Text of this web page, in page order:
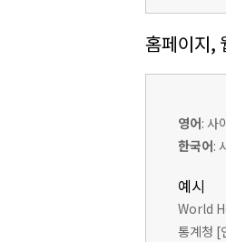
홈페이지,
영어: 사
한국어:
예시
World
통계청